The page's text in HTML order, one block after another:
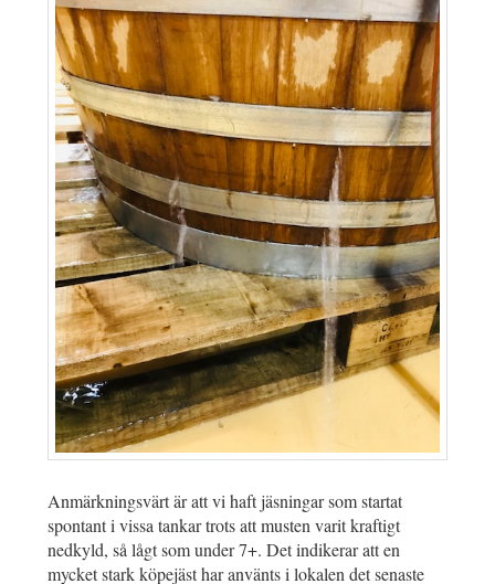
Anmärkningsvärt är att vi haft jäsningar som startat
spontant i vissa tankar trots att musten varit kraftigt
nedkyld, så lågt som under 7+. Det indikerar att en
mycket stark köpejäst har använts i lokalen det senaste